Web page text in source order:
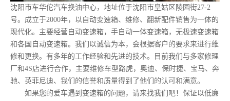
沈阳市车华佗汽车换油中心，地址位于沈阳市皇姑区陵园街27-2
号。成立于2000年，以自动变速箱、维修、翻新配件销售为一体的
现代化。主要经营自动变速箱，手自动一体变速箱，无极速变速箱
和各国自动变速箱。我们以诚信为本，会根据客户的要求来进行维
修和更换。有多年的工作经验和先进的技术。目前我们与多家修理
厂和4S店进行合作，主要维修车型路虎，奥迪、保时捷、宝马、奔
驰、英菲尼迪、我们的信誉和质量得到了他们的认可和满意。
如果您的爱车遇到变速箱的问题，请来找我们吧！保证以低廉